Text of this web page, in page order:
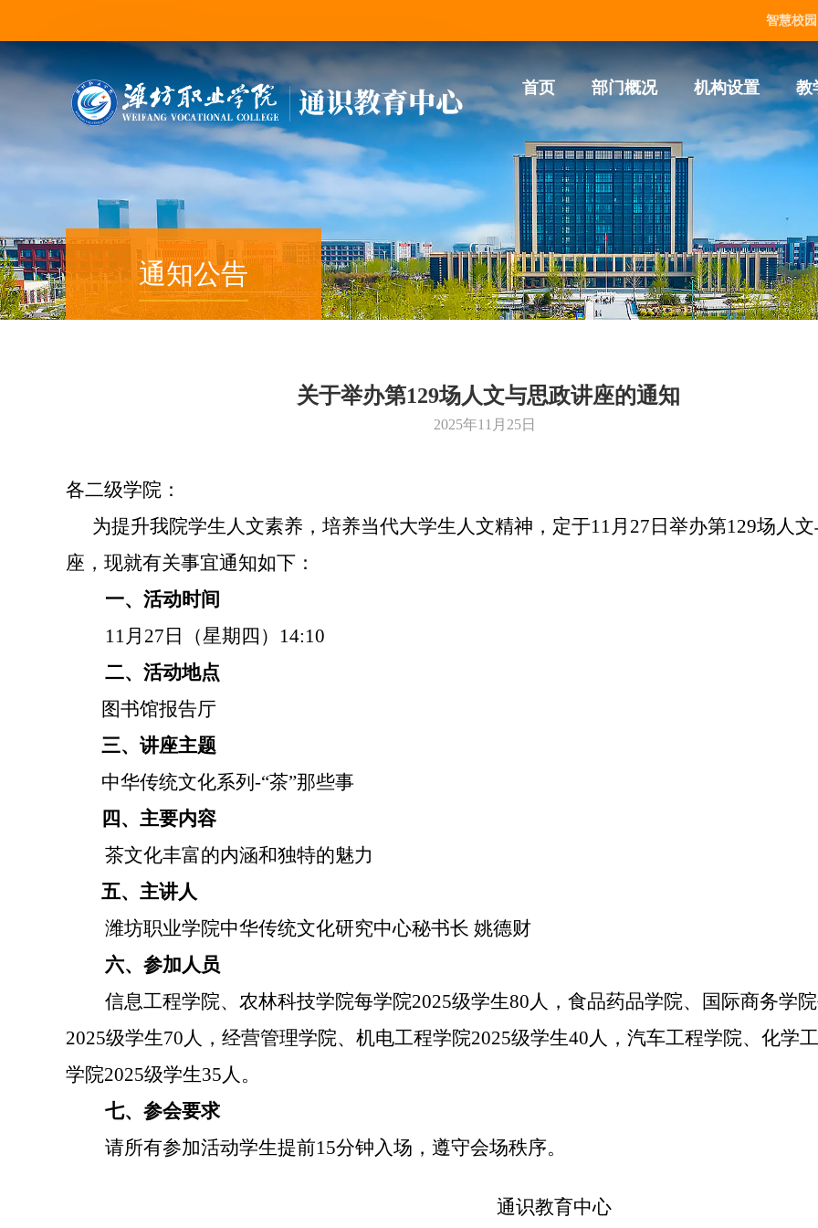
智慧校园
首页 部门概况 机构设置 教
通知公告
关于举办第129场人文与思政讲座的通知
2025年11月25日
各二级学院：
为提升我院学生人文素养，培养当代大学生人文精神，定于11月 27 日举办第129场人
座，现就有关事宜通知如下：
一、活动时间
11月 27 日（星期四） 14:10
二、活动地点
图书馆报告厅
三、讲座主题
中华传统文化系列 -“茶”那些事
四、主要内容
茶文化丰富的内涵和独特的魅力
五、主讲人
潍坊职业学院中华传统文化研究中心秘书长 姚德财
六、参加人员
信息工程学院、农林科技学院每学院2025级学生80人，食品药品学院、国际商务学
2025级学生70人，经营管理学院、机电工程学院2025级学生40人，汽车工程学院、化学
学院2025级学生35人。
七、参会要求
请所有参加活动学生提前15分钟入场，遵守会场秩序。
通识教育中心